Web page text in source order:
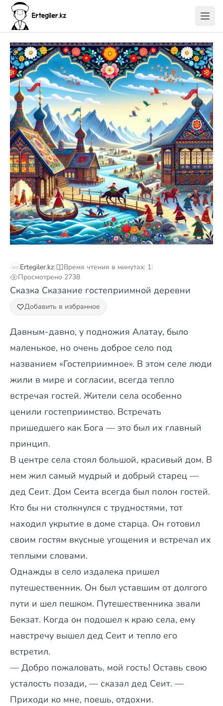
Ertegiler.kz| Время чтения в минутах: 1|
Просмотрено 2738
Сказка Сказание гостеприимной деревни
Добавить в избранное
Давным-давно, у подножия Алатау, было
маленькое, но очень доброе село под
названием «Гостеприимное». В этом селе люди
жили в мире и согласии, всегда тепло
встречая гостей. Жители села особенно
ценили гостеприимство. Встречать
пришедшего как Бога — это был их главный
принцип.
В центре села стоял большой, красивый дом. В
нем жил самый мудрый и добрый старец —
дед Сеит. Дом Сеита всегда был полон гостей.
Кто бы ни столкнулся с трудностями, тот
находил укрытие в доме старца. Он готовил
своим гостям вкусные угощения и встречал их
теплыми словами.
Однажды в село издалека пришел
путешественник. Он был уставшим от долгого
пути и шел пешком. Путешественника звали
Бекзат. Когда он подошел к краю села, ему
навстречу вышел дед Сеит и тепло его
встретил.
— Добро пожаловать, мой гость! Оставь свою
усталость позади, — сказал дед Сеит. —
Приходи ко мне, поешь, отдохни.